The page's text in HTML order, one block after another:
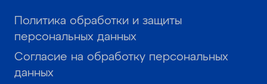
Политика обработки и защиты
персональных данных
Согласие на обработку персональных
данных